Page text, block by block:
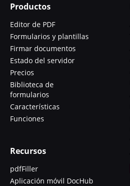
Productos
Editor de PDF
Formularios y plantillas
Firmar documentos
Estado del servidor
Precios
Biblioteca de
formularios
Características
Funciones
Recursos
pdfFiller
Aplicación móvil DocHub